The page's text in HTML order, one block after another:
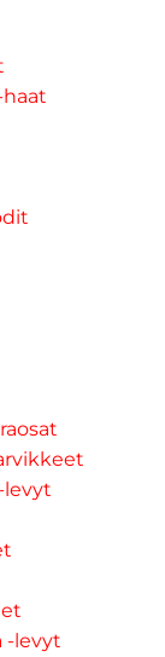
levyt
-levyt